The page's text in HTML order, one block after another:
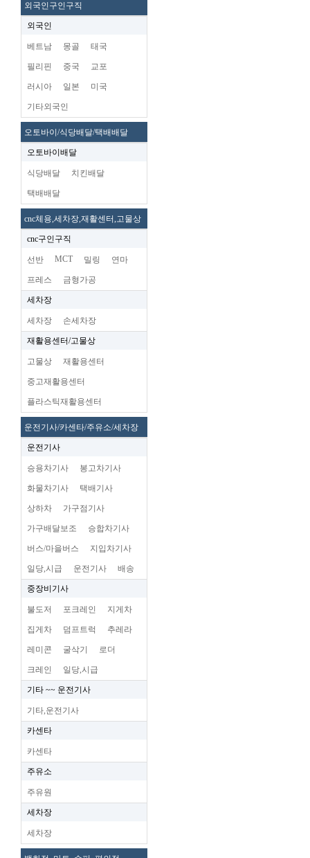
외국인구인구직
외국인
베트남 몽골 태국
필리핀 중국 교포
러시아 일본 미국
기타외국인
오토바이/식당배달/택배배달
오토바이배달
식당배달 치킨배달
택배배달
cnc체용,세차장,재활센터,고물상
cnc구인구직
선반 MCT 밀링 연마
프레스 금형가공
세차장
세차장 손세차장
재활용센터/고물상
고물상 재활용센터
중고재활용센터
플라스틱재활용센터
운전기사/카센타/주유소/세차장
운전기사
승용차기사 봉고차기사
화물차기사 택배기사
상하차 가구점기사
가구배달보조 승합차기사
버스/마을버스 지입차기사
일당,시급 운전기사 배송
중장비기사
불도저 포크레인 지게차
집게차 덤프트럭 추레라
레미콘 굴삭기 로더
크레인 일당,시급
기타 ~~ 운전기사
기타,운전기사
카센타
카센타
주유소
주유원
세차장
세차장